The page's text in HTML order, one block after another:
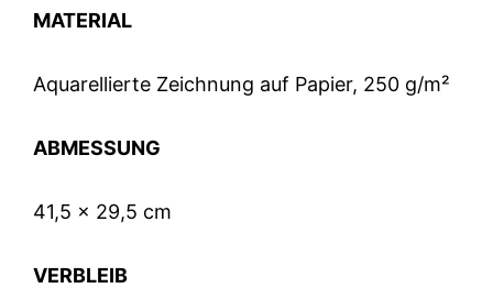
MATERIAL
Aquarellierte Zeichnung auf Papier, 250 g/m²
ABMESSUNG
41,5 × 29,5 cm
VERBLEIB